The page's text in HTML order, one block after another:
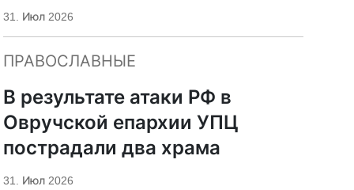
31. Июл 2026
ПРАВОСЛАВНЫЕ
В результате атаки РФ в
Овручской епархии УПЦ
пострадали два храма
31. Июл 2026